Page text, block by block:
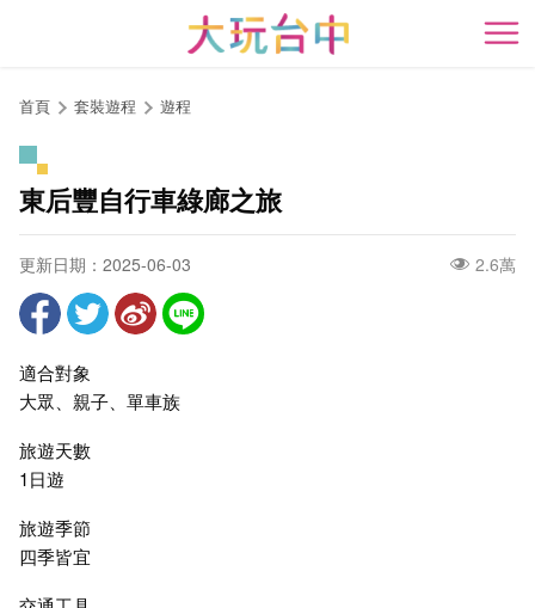
開
首頁 套裝遊程 遊程
東后豐自行車綠廊之旅
更新日期：2025-06-03 2.6萬
適合對象
大眾、親子、單車族
旅遊天數
1日遊
旅遊季節
四季皆宜